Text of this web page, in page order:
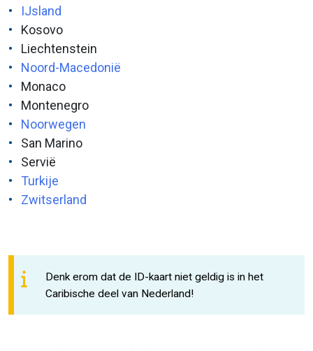
IJsland
Kosovo
Liechtenstein
Noord-Macedonië
Monaco
Montenegro
Noorwegen
San Marino
Servië
Turkije
Zwitserland
Denk erom dat de ID-kaart niet geldig is in het
Caribische deel van Nederland!